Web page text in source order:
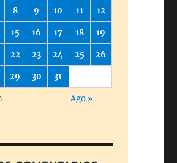
8 9 10 11 12
15 16 17 18 19
22 23 24 25 26
29 30 31
Ago »